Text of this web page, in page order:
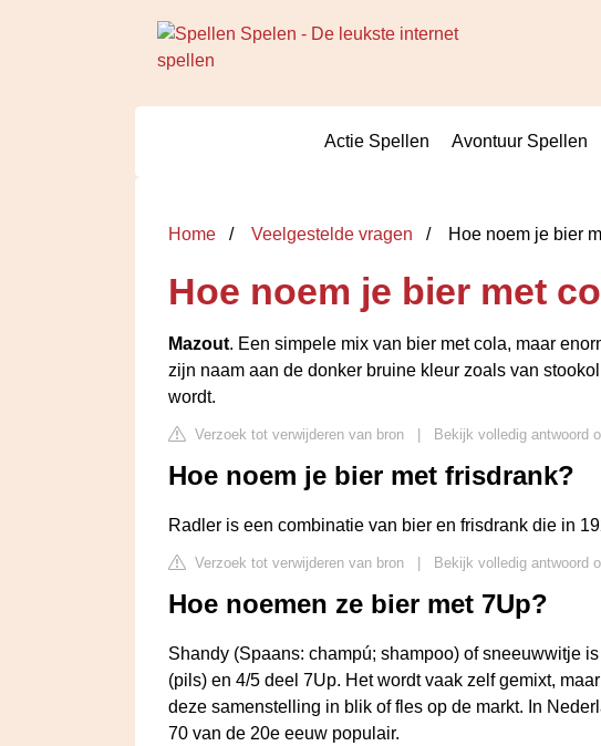
Actie Spellen Avontuur Spellen
Home Veelgestelde vragen Hoe noem je bier
Hoe noem je bier met
Mazout. Een simpele mix van bier met cola, maar
zijn naam aan de donker bruine kleur zoals van
wordt.
Verzoek tot verwijderen van bron Bekijk volledig antwoord
Hoe noem je bier met frisdrank?
Radler is een combinatie van bier en frisdrank die in
Verzoek tot verwijderen van bron Bekijk volledig antwoord
Hoe noemen ze bier met 7Up?
Shandy (Spaans: champú; shampoo) of sneeuwwitje
(pils) en 4/5 deel 7Up. Het wordt vaak zelf gemixt,
deze samenstelling in blik of fles op de markt. In
70 van de 20e eeuw populair.